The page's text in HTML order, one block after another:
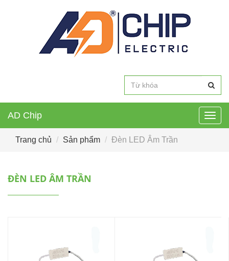
AD Chip
Trang chủ Sản phẩm Đèn LED Âm Trần
ĐÈN LED ÂM TRẦN